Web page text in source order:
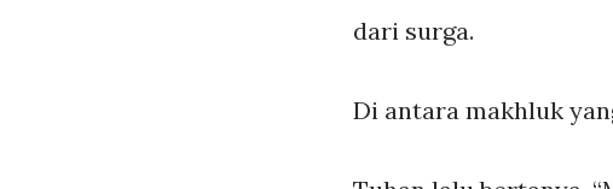
dari surga.
Di antara makhluk